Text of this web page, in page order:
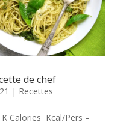
de chef
| Recettes
Calories Kcal/Pers –